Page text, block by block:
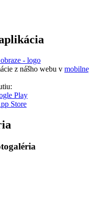
z nášho webu v